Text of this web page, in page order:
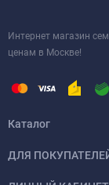
Интернет магазин
ценам в Москве!
Каталог
ДЛЯ